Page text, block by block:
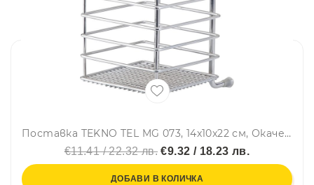
Поставка TEKNO TEL MG 073, 14x10x22 см, Окачена система, Хром
€11.41 / 22.32 лв. €9.32 / 18.23 лв.
ДОБАВИ В КОЛИЧКА